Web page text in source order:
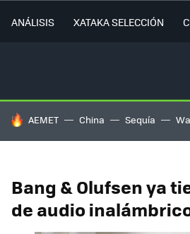
ANÁLISIS XATAKA SELECCIÓN
HOY SE HABLA DE
AEMET China Sequía
Bang & Olufsen ya
de audio